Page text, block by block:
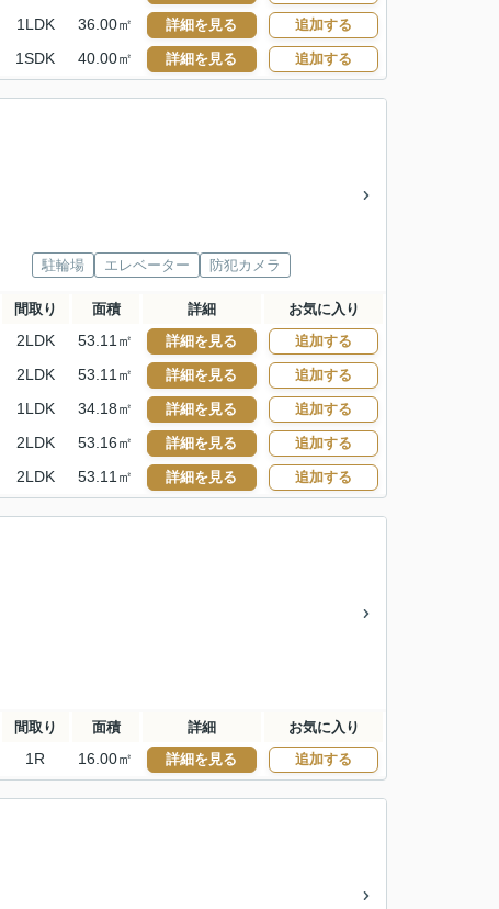
1LDK 36.00㎡ 詳細を見る 追加する
1SDK 40.00㎡ 詳細を見る 追加する
駐輪場 エレベーター 防犯カメラ
間取り 面積 詳細 お気に入り
2LDK 53.11㎡ 詳細を見る 追加する
2LDK 53.11㎡ 詳細を見る 追加する
1LDK 34.18㎡ 詳細を見る 追加する
2LDK 53.16㎡ 詳細を見る 追加する
2LDK 53.11㎡ 詳細を見る 追加する
間取り 面積 詳細 お気に入り
1R 16.00㎡ 詳細を見る 追加する